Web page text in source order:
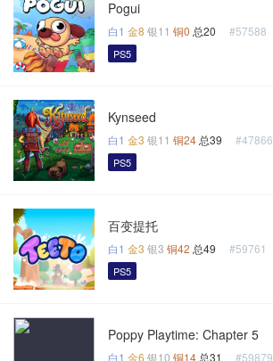
Pogui
白1 金8 银11 铜0 总20 #57588
PS5
Kynseed
白1 金3 银11 铜24 总39 #47866
PS5
百变提托
白1 金3 银3 铜42 总49 #59761
PS5
Poppy Playtime: Chapter 5
白1 金6 银10 铜14 总31 #59879